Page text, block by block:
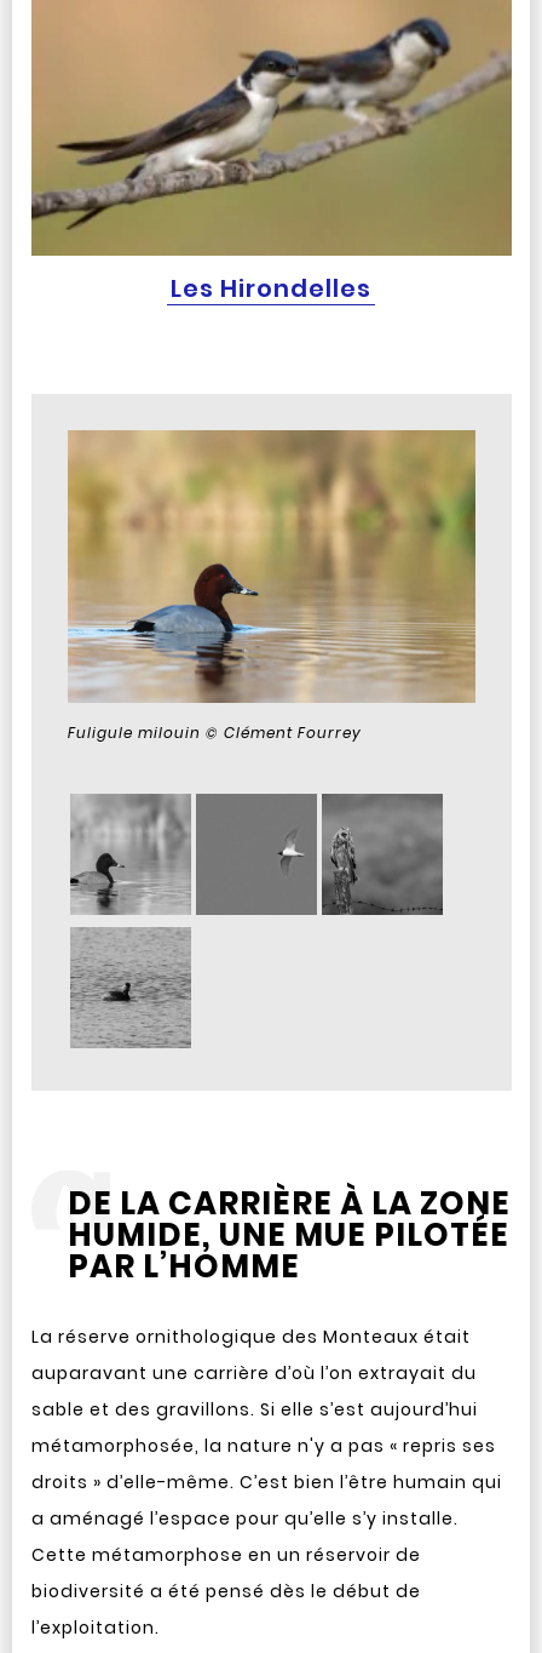
Les Hirondelles
Fuligule milouin © Clément Fourrey
DE LA CARRIÈRE À LA ZONE
HUMIDE, UNE MUE PILOTÉE
PAR L’HOMME
La réserve ornithologique des Monteaux était
auparavant une carrière d’où l’on extrayait du
sable et des gravillons. Si elle s’est aujourd’hui
métamorphosée, la nature n'y a pas « repris ses
droits » d’elle-même. C’est bien l’être humain qui
a aménagé l’espace pour qu’elle s’y installe.
Cette métamorphose en un réservoir de
biodiversité a été pensé dès le début de
l’exploitation.